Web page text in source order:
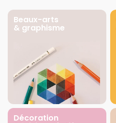
Beaux-arts
& graphisme
Décoration